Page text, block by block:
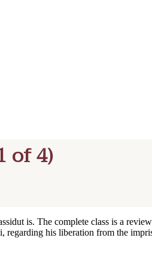
of 4)
is. The complete class is a
his liberation from the